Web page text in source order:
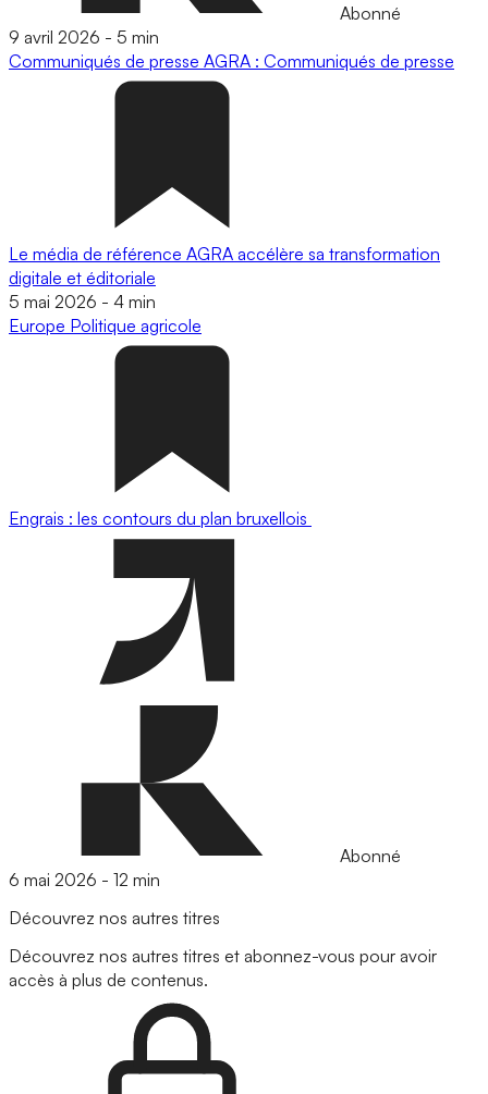
Abonné
9 avril 2026 - 5 min
Communiqués de presse AGRA : Communiqués de presse
Le média de référence AGRA accélère sa transformation
digitale et éditoriale
5 mai 2026 - 4 min
Europe Politique agricole
Engrais : les contours du plan bruxellois
Abonné
6 mai 2026 - 12 min
Découvrez nos autres titres
Découvrez nos autres titres et abonnez-vous pour avoir
accès à plus de contenus.